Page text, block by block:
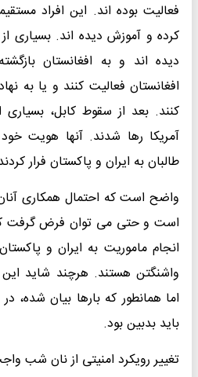
فعالیت بوده اند. این افراد
کرده و آموزش دیده اند. بسیاری از
دیده اند و به افغانستان
افغانستان فعالیت کنند و یا به
کنند. بعد از سقوط کابل، بسیاری
آمریکا رها شدند. آنها هویت
طالبان به ایران و پاکستان فرار
واضح است که احتمال همکاری آنان
است و حتی می توان فرض گرفت
انجام ماموریت به ایران و
واشنگتن هستند. هرچند شاید این
اما همانطور که بارها بیان شده،
باید بدبین بود.
تغییر رویکرد امنیتی از نان شب